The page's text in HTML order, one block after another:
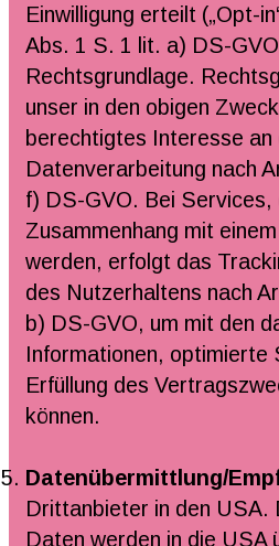
Einwilligung erteilt („Opt-
Abs. 1 S. 1 lit. a) DS-
Rechtsgrundlage.
unser in den obigen
berechtigtes Interesse an
Datenverarbeitung nach
f) DS-GVO. Bei Services,
Zusammenhang mit
werden, erfolgt das
des Nutzerhaltens nach
b) DS-GVO, um mit den
Informationen, optimierte
Erfüllung des
können.
Datenübermittlung/
Drittanbieter in den USA.
Daten werden in die USA